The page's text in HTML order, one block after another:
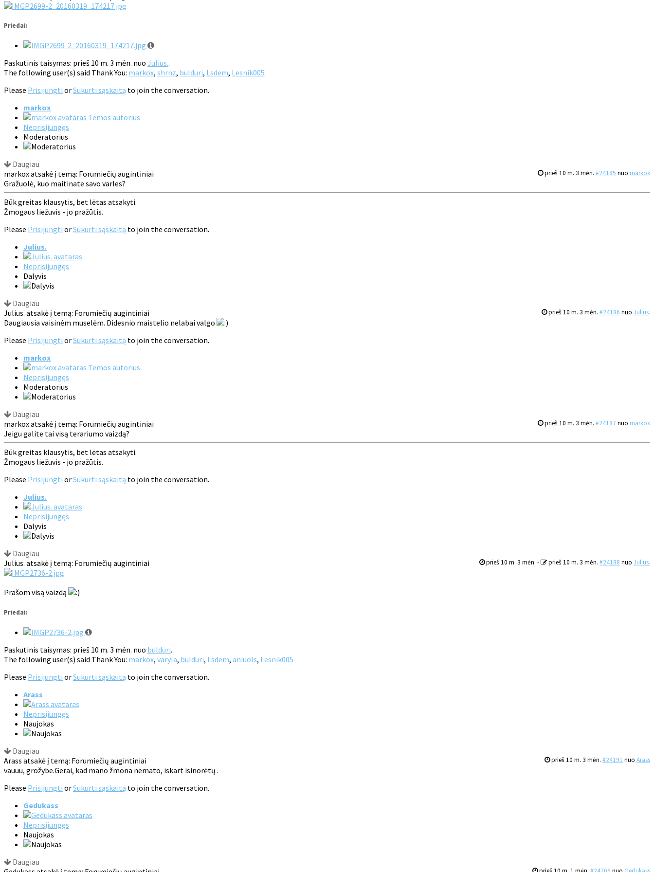
Priedai:
Paskutinis taisymas: prieš 10 m. 3 mėn. nuo Julius..
The following user(s) said Thank You: markox, shrnz, bulduri, Lsdem, Lesnik005
Please Prisijungti orSukurti sąskaitą to join the conversation.
markox
Temos autorius
Neprisijungęs
Moderatorius
Daugiau
prieš 10 m. 3 mėn. #24185 nuo markox
markox atsakė į temą: Forumiečių augintiniai
Gražuolė, kuo maitinate savo varles?
Būk greitas klausytis, bet lėtas atsakyti.
Žmogaus liežuvis - jo pražūtis.
Please Prisijungti orSukurti sąskaitą to join the conversation.
Julius.
Neprisijungęs
Dalyvis
Daugiau
prieš 10 m. 3 mėn. #24186 nuo Julius.
Julius. atsakė į temą: Forumiečių augintiniai
Daugiausia vaisinėm muselėm. Didesnio maistelio nelabai valgo
Please Prisijungti orSukurti sąskaitą to join the conversation.
markox
Temos autorius
Neprisijungęs
Moderatorius
Daugiau
prieš 10 m. 3 mėn. #24187 nuo markox
markox atsakė į temą: Forumiečių augintiniai
Jeigu galite tai visą terariumo vaizdą?
Būk greitas klausytis, bet lėtas atsakyti.
Žmogaus liežuvis - jo pražūtis.
Please Prisijungti orSukurti sąskaitą to join the conversation.
Julius.
Neprisijungęs
Dalyvis
Daugiau
prieš 10 m. 3 mėn. - prieš 10 m. 3 mėn. #24188 nuo Julius.
Julius. atsakė į temą: Forumiečių augintiniai
Prašom visą vaizdą
Priedai:
Paskutinis taisymas: prieš 10 m. 3 mėn. nuo bulduri.
The following user(s) said Thank You: markox, varyla, bulduri, Lsdem, aniuols, Lesnik005
Please Prisijungti orSukurti sąskaitą to join the conversation.
Arass
Neprisijungęs
Naujokas
Daugiau
prieš 10 m. 3 mėn. #24191 nuo Arass
Arass atsakė į temą: Forumiečių augintiniai
vauuu, grožybe.Gerai, kad mano žmona nemato, iskart isinorėtų .
Please Prisijungti orSukurti sąskaitą to join the conversation.
Gedukass
Neprisijungęs
Naujokas
Daugiau